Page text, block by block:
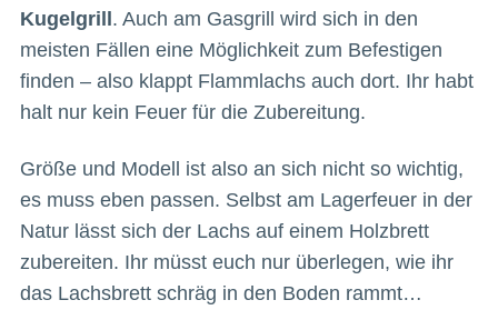
Kugelgrill. Auch am Gasgrill wird sich in den
meisten Fällen eine Möglichkeit zum Befestigen
finden – also klappt Flammlachs auch dort. Ihr habt
halt nur kein Feuer für die Zubereitung.
Größe und Modell ist also an sich nicht so wichtig,
es muss eben passen. Selbst am Lagerfeuer in der
Natur lässt sich der Lachs auf einem Holzbrett
zubereiten. Ihr müsst euch nur überlegen, wie ihr
das Lachsbrett schräg in den Boden rammt…